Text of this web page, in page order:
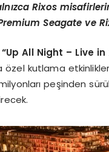
Rixos
Seagate ve
“Up All Night – Live in
özel kutlama
peşinden